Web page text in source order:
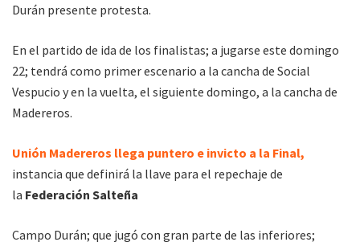
Durán presente protesta.
En el partido de ida de los finalistas; a jugarse este domingo
22; tendrá como primer escenario a la cancha de Social
Vespucio y en la vuelta, el siguiente domingo, a la cancha de
Madereros.
Unión Madereros llega puntero e invicto a la Final,
instancia que definirá la llave para el repechaje de
la Federación Salteña
Campo Durán; que jugó con gran parte de las inferiores;